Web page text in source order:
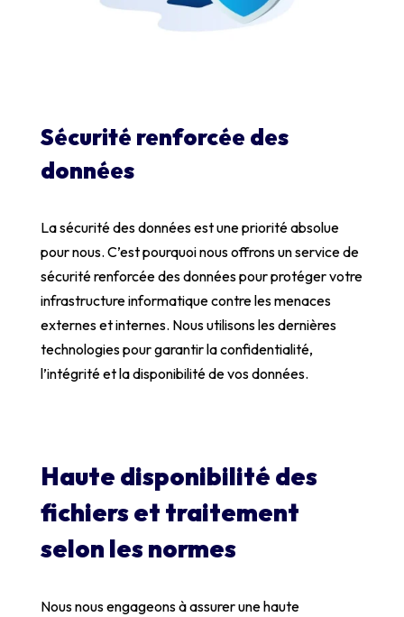
Sécurité renforcée des
données
La sécurité des données est une priorité absolue
pour nous. C’est pourquoi nous offrons un service de
sécurité renforcée des données pour protéger votre
infrastructure informatique contre les menaces
externes et internes. Nous utilisons les dernières
technologies pour garantir la confidentialité,
l’intégrité et la disponibilité de vos données.
Haute disponibilité des
fichiers et traitement
selon les normes
Nous nous engageons à assurer une haute